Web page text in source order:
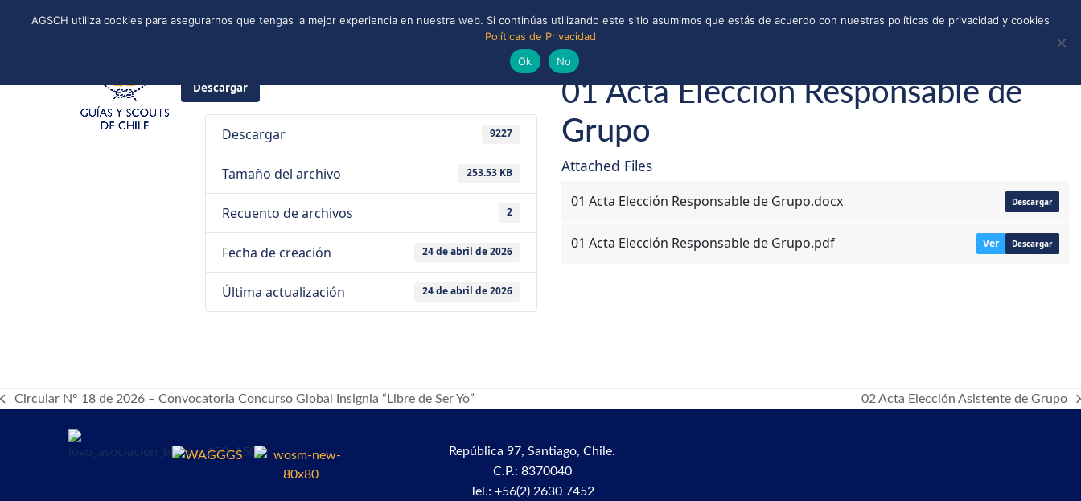
Instagram
Facebook
YouTube
Twitter
Spotify
LinkedIn TIENDA CALLEJONES DONAR
CONVENIOS Y ALIANZAS
BIBLIOTECA
Descargar
Descargar 9227
Tamaño del archivo 253.53 KB
Recuento de archivos 2
Fecha de creación 24 de abril de 2026
Última actualización 24 de abril de 2026
01 Acta Elección Responsable de
Grupo
Attached Files
01 Acta Elección Responsable de Grupo.docx Descargar
01 Acta Elección Responsable de Grupo.pdf Ver Descargar
previous
Circular N° 18 de 2026 – Convocatoria Concurso Global Insignia “Libre de Ser Yo”
next
02 Acta Elección Asistente de Grupo
República 97,Santiago, Chile.
C.P.: 8370040
Tel.: +56(2) 2630 7452
AGSCH utiliza cookies para asegurarnos que tengas la mejor experiencia en nuestra web. Si continúas utilizando este sitio asumimos que estás de acuerdo con nuestras políticas de privacidad y cookies
Políticas de Privacidad
Ok
No